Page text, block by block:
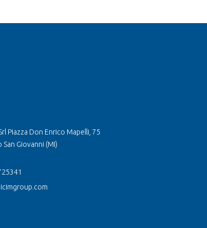
Piazza Don Enrico Mapelli, 75
Giovanni (MI)